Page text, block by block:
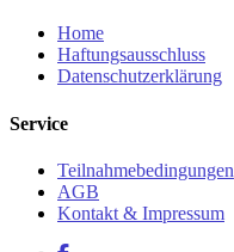
Home
Haftungsausschluss
Datenschutzerklärung
Service
Teilnahmebedingungen
AGB
Kontakt & Impressum